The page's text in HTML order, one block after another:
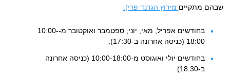
שבהם מתקיים מירוץ הגרנד פרי).
בחודשים אפריל, מאי, יוני, ספטמבר ואוקטובר מ-10:00-
18:00 (כניסה אחרונה ב-17:30).
בחודשים יולי ואוגוסט מ-10:00-18:00 (כניסה אחרונה
ב-18:30).